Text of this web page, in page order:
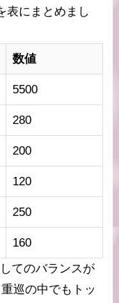
表にまとめまし
数値
5500
280
200
120
250
160
てのバランスが
巡の中でもトッ